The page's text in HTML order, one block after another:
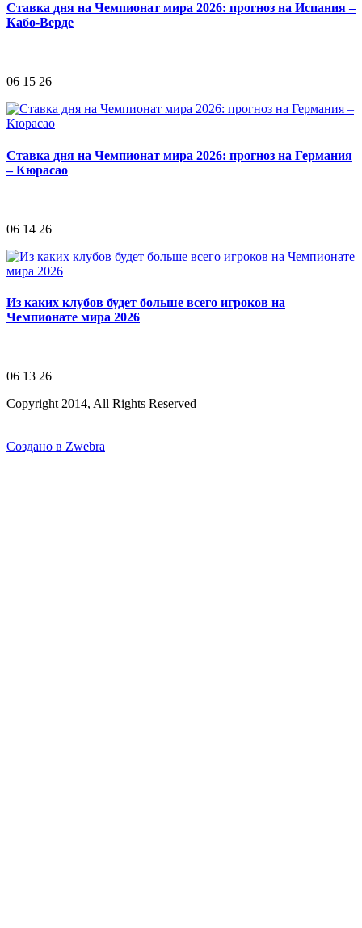
Ставка дня на Чемпионат мира 2026: прогноз на Испания –
Кабо-Верде
06 15 26
Ставка дня на Чемпионат мира 2026: прогноз на Германия
– Кюрасао
06 14 26
Из каких клубов будет больше всего игроков на
Чемпионате мира 2026
06 13 26
Copyright 2014, All Rights Reserved
Создано в Zwebra